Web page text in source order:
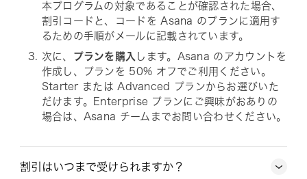
本プログラムの対象であることが確認された場合、
割引コードと、コードを Asana のプランに適用す
るための手順がメールに記載されています。
次に、 プランを購入 します。Asana のアカウントを
作成し、プランを 50% オフでご利用ください。
Starter または Advanced プランからお選びいた
だけます。Enterprise プランにご興味がおありの
場合は、Asana チームまでお問い合わせください。
割引はいつまで受けられますか？